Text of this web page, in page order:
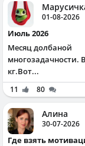
01-08-2026
Июль 2026
Месяц долбаной
многозадачности.
кг.Вот...
11 80
Алина
30-07-2026
Где взять